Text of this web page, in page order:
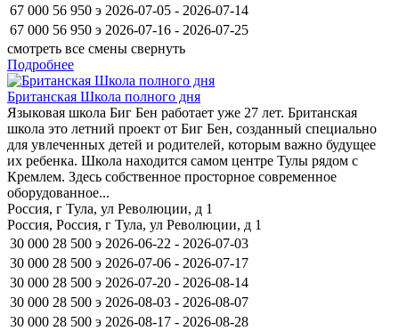
67 000 56 950 э 2026-07-05 - 2026-07-14
67 000 56 950 э 2026-07-16 - 2026-07-25
смотреть все смены свернуть
Подробнее
Британская Школа полного дня
Языковая школа Биг Бен работает уже 27 лет. Британская
школа это летний проект от Биг Бен, созданный специально
для увлеченных детей и родителей, которым важно будущее
их ребенка. Школа находится самом центре Тулы рядом с
Кремлем. Здесь собственное просторное современное
оборудованное...
Россия, г Тула, ул Революции, д 1
Россия, Россия, г Тула, ул Революции, д 1
30 000 28 500 э 2026-06-22 - 2026-07-03
30 000 28 500 э 2026-07-06 - 2026-07-17
30 000 28 500 э 2026-07-20 - 2026-08-14
30 000 28 500 э 2026-08-03 - 2026-08-07
30 000 28 500 э 2026-08-17 - 2026-08-28